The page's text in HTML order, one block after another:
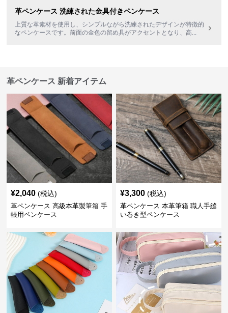
革ペンケース 洗練された金具付きペンケース
上質な革素材を使用し、シンプルながら洗練されたデザインが特徴的
なペンケースです。前面の金色の留め具がアクセントとなり、高
革ペンケース 新着アイテム
¥2,040 (税込)
革ペンケース 高級本革製筆箱 手
帳用ペンケース
¥3,300 (税込)
革ペンケース 本革筆箱 職人手縫
い巻き型ペンケース